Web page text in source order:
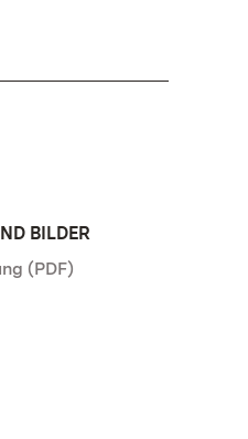
BILDER
(PDF)